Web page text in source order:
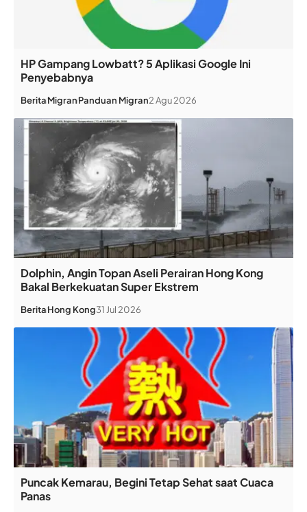
HP Gampang Lowbatt? 5 Aplikasi Google Ini
Penyebabnya
BeritaMigranPanduan Migran2 Agu 2026
Dolphin, Angin Topan Aseli Perairan Hong Kong
Bakal Berkekuatan Super Ekstrem
BeritaHong Kong31 Jul 2026
Puncak Kemarau, Begini Tetap Sehat saat Cuaca
Panas